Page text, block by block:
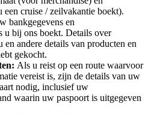
cruise / zeilvakantie boekt).
bankgegevens en
u bij ons boekt. Details over
en andere details van producten en
gekocht.
Als u reist op een route waarvoor
vereist is, zijn de details van uw
nodig, inclusief uw
waarin uw paspoort is uitgegeven